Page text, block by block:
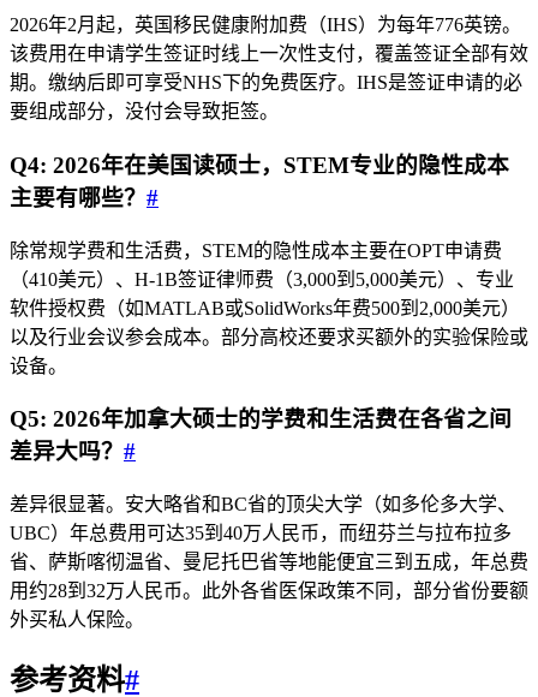
2026年2月起，英国移民健康附加费（IHS）为每年776英镑。
该费用在申请学生签证时线上一次性支付，覆盖签证全部有效
期。缴纳后即可享受NHS下的免费医疗。IHS是签证申请的必
要组成部分，没付会导致拒签。
Q4: 2026年在美国读硕士，STEM专业的隐性成本
主要有哪些？ #
除常规学费和生活费，STEM的隐性成本主要在OPT申请费
（410美元）、H-1B签证律师费（3,000到5,000美元）、专业
软件授权费（如MATLAB或SolidWorks年费500到2,000美元）
以及行业会议参会成本。部分高校还要求买额外的实验保险或
设备。
Q5: 2026年加拿大硕士的学费和生活费在各省之间
差异大吗？ #
差异很显著。安大略省和BC省的顶尖大学（如多伦多大学、
UBC）年总费用可达35到40万人民币，而纽芬兰与拉布拉多
省、萨斯喀彻温省、曼尼托巴省等地能便宜三到五成，年总费
用约28到32万人民币。此外各省医保政策不同，部分省份要额
外买私人保险。
参考资料#